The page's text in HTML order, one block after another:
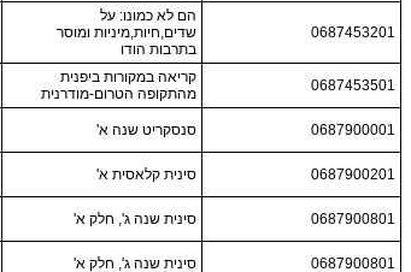
0687453201
הם לא כמונו: על
שדים,חיות,מיניות ומוסר
בתרבות הודו
0687453501
קריאה במקורות ביפנית
מהתקופה הטרום-מודרנית
0687900001 סנסקריט שנה א'
0687900201 סינית קלאסית א'
0687900801 סינית שנה ג', חלק א'
0687900801 סינית שנה ג', חלק א'